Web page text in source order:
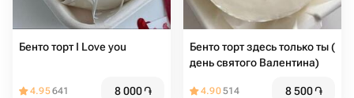
Бенто торт I Love you
4.95641 8 000֏
Бенто торт здесь только ты (
день святого Валентина)
4.90514 8 500֏